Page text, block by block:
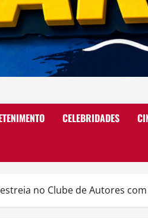
CELEBRIDADES
no Clube de Autores